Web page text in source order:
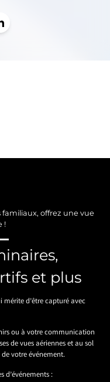
offrez une vue
!
et plus
d’être capturé avec
ou à votre communication
de vues aériennes et au sol
votre événement.
d’événements :